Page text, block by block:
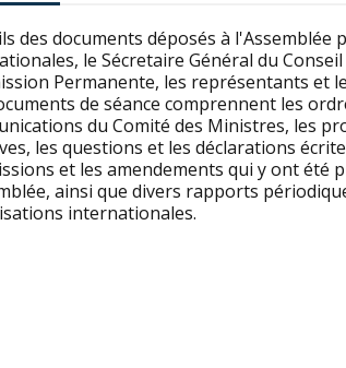
des documents déposés à
le Sécretaire Général du
Permanente, les représentants et
de séance comprennent les
du Comité des Ministres, les
les questions et les déclarations
et les amendements qui y ont
ainsi que divers rapports
internationales.